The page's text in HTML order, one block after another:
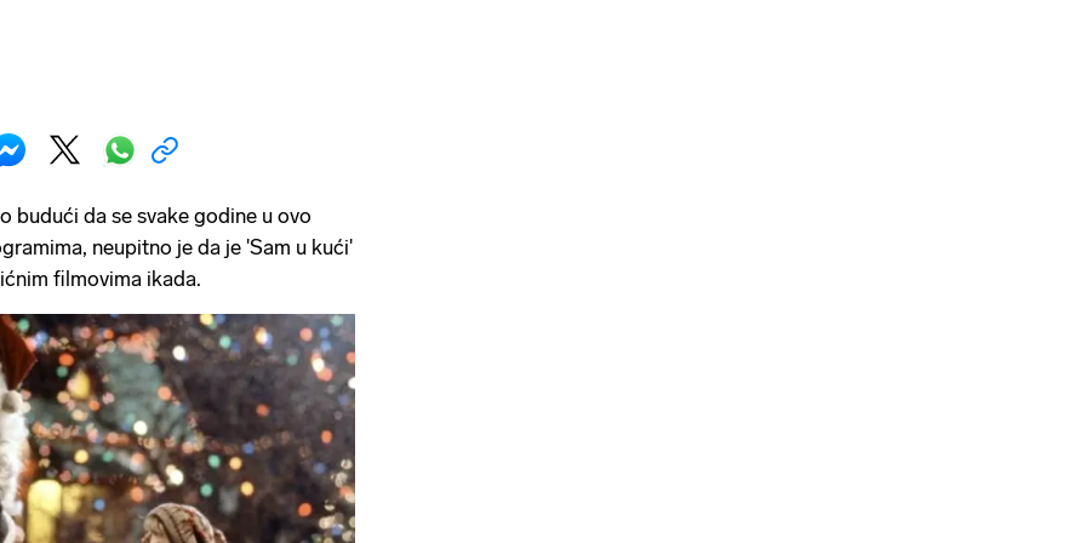
budući da se svake godine u ovo
neupitno je da je 'Sam u kući'
filmovima ikada.